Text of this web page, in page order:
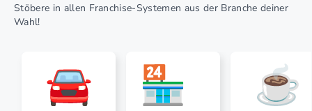
Stöbere in allen Franchise-Systemen aus der Branche deiner
Wahl!